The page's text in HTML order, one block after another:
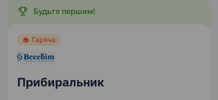
Будьте першим!
Гаряча
Прибиральник